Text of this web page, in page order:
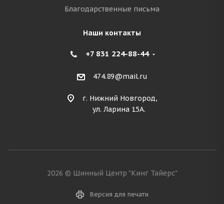
Благодарственные письма
Наши контакты
+7 831 224-88-44
474.89@mail.ru
г. Нижний Новгород,
ул. Ларина 15А.
2026 © Шинный Центр "Кинг Тайерс"
Версия для печати